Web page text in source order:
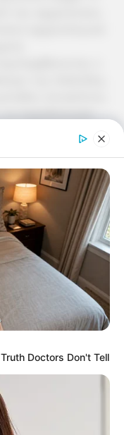
ενισχύουν
προορισμού.
επιλογή για
Μείνετε
όλα τα τελευταία
χρόνο.
σε
“δέσει”
είδαν στη
Doctors Don't Tell